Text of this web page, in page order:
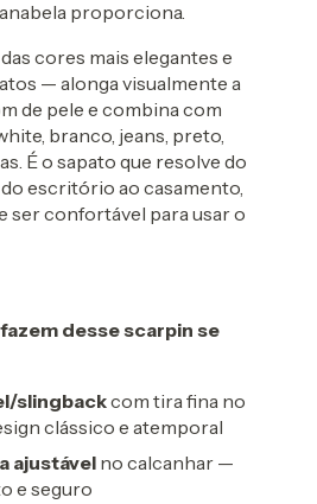
proporciona.
cores mais elegantes e
— alonga visualmente a
de pele e combina com
branco, jeans, preto,
É o sapato que resolve do
escritório ao casamento,
ser confortável para usar o
desse scarpin se
slingbackcom tira fina no
clássico e atemporal
ajustávelno calcanhar —
e seguro